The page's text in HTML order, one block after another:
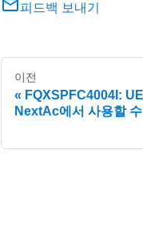
피드백 보내기
이전
FQXSPFC4004I:
NextAc에서 사용할